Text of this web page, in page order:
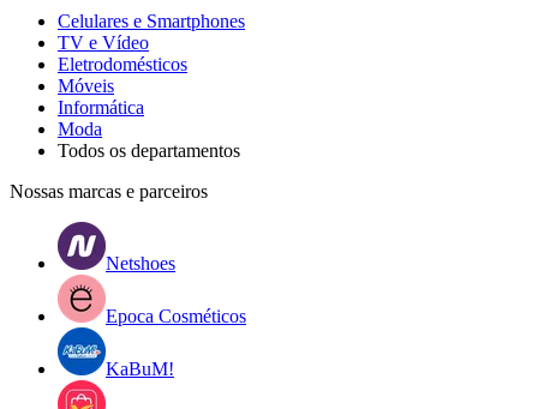
Celulares e Smartphones
TV e Vídeo
Eletrodomésticos
Móveis
Informática
Moda
Todos os departamentos
Nossas marcas e parceiros
Netshoes
Epoca Cosméticos
KaBuM!